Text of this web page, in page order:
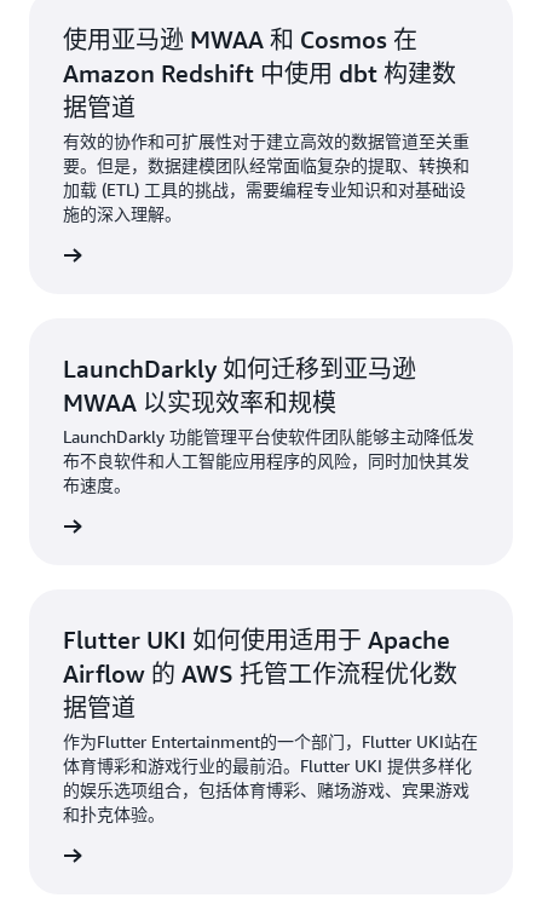
使用亚马逊 MWAA 和 Cosmos 在
Amazon Redshift 中使用 dbt 构建数
据管道
有效的协作和可扩展性对于建立高效的数据管道至关重
要。但是，数据建模团队经常面临复杂的提取、转换和
加载 (ETL) 工具的挑战，需要编程专业知识和对基础设
施的深入理解。
LaunchDarkly 如何迁移到亚马逊
MWAA 以实现效率和规模
LaunchDarkly 功能管理平台使软件团队能够主动降低发
布不良软件和人工智能应用程序的风险，同时加快其发
布速度。
Flutter UKI 如何使用适用于 Apache
Airflow 的 AWS 托管工作流程优化数
据管道
作为Flutter Entertainment的一个部门，Flutter UKI站在
体育博彩和游戏行业的最前沿。Flutter UKI 提供多样化
的娱乐选项组合，包括体育博彩、赌场游戏、宾果游戏
和扑克体验。